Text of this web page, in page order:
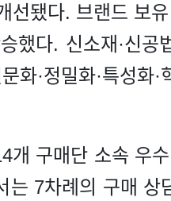
선됐다. 브랜드 보
했다. 신소재·신공
·정밀화·특성화·
개 구매단 소속 우
7차례의 구매 상